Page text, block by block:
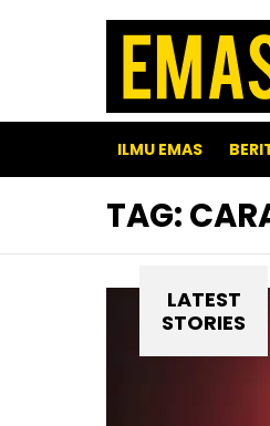
ILMU EMAS
TAG:
LATEST
STORIES